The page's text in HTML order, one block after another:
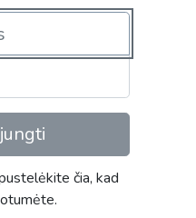
čia, kad